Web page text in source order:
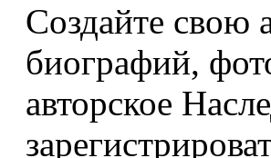
Создайте свою
биографий,
авторское